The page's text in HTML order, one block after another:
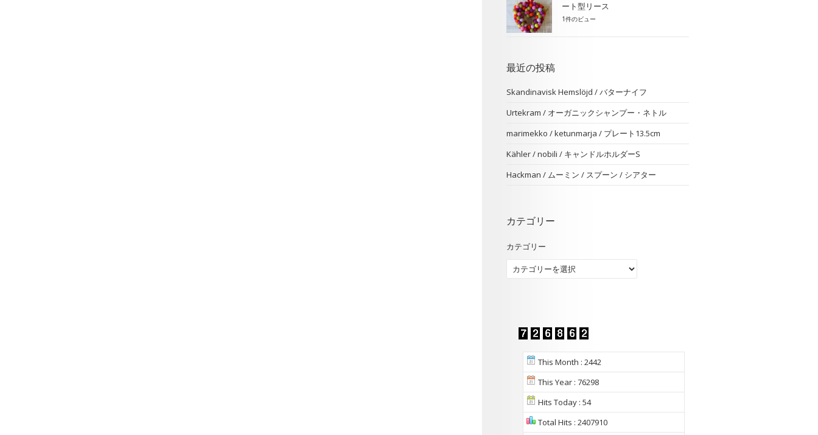
ート型リース
1件のビュー
最近の投稿
Skandinavisk Hemslöjd / バターナイフ
Urtekram / オーガニックシャンプー・ネトル
marimekko / ketunmarja / プレート13.5cm
Kähler / nobili / キャンドルホルダーS
Hackman / ムーミン / スプーン / シアター
カテゴリー
カテゴリー
This Month : 2442
This Year : 76298
Hits Today : 54
Total Hits : 2407910